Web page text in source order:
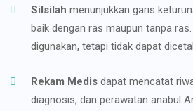
Silsilah menunjukkan garis
baik dengan ras maupun tanpa
digunakan, tetapi tidak dapat
Rekam Medis dapat mencatat
diagnosis, dan perawatan anabul